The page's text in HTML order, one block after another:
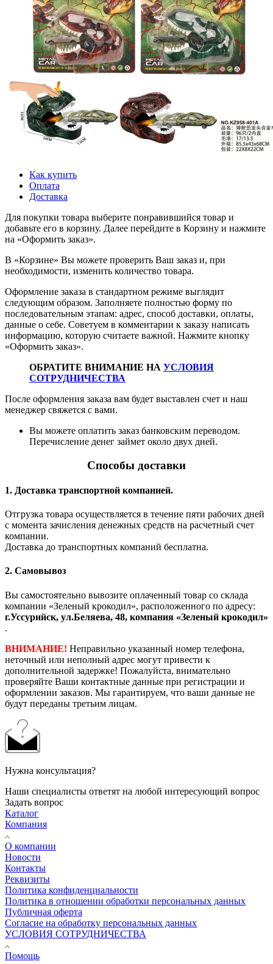
Как купить
Оплата
Доставка
Для покупки товара выберите понравившийся товар и
добавьте его в корзину. Далее перейдите в Корзину и нажмите
на «Оформить заказ».
В «Корзине» Вы можете проверить Ваш заказ и, при
необходимости, изменить количество товара.
Оформление заказа в стандартном режиме выглядит
следующим образом. Заполняете полностью форму по
последовательным этапам: адрес, способ доставки, оплаты,
данные о себе. Советуем в комментарии к заказу написать
информацию, которую считаете важной. Нажмите кнопку
«Оформить заказ».
ОБРАТИТЕ ВНИМАНИЕ НА УСЛОВИЯ
СОТРУДНИЧЕСТВА
После оформления заказа вам будет выставлен счет и наш
менеджер свяжется с вами.
Вы можете оплатить заказ банковским переводом.
Перечисление денег займет около двух дней.
Способы доставки
1. Доставка транспортной компанией.
Отгрузка товара осуществляется в течение пяти рабочих дней
с момента зачисления денежных средств на расчетный счет
компании.
Доставка до транспортных компаний бесплатна.
2. Самовывоз
Вы самостоятельно вывозите оплаченный товар со склада
компании «Зеленый крокодил», расположенного по адресу:
г.Уссурийск, ул.Беляева, 48, компания «Зеленый крокодил»
.
ВНИМАНИЕ! Неправильно указанный номер телефона,
неточный или неполный адрес могут привести к
дополнительной задержке! Пожалуйста, внимательно
проверяйте Ваши контактные данные при регистрации и
оформлении заказов. Мы гарантируем, что ваши данные не
будут переданы третьим лицам.
Нужна консультация?
Наши специалисты ответят на любой интересующий вопрос
Задать вопрос
Каталог
Компания
О компании
Новости
Контакты
Реквизиты
Политика конфиденциальности
Политика в отношении обработки персональных данных
Публичная оферта
Согласие на обработку персональных данных
УСЛОВИЯ СОТРУДНИЧЕСТВА
Помощь